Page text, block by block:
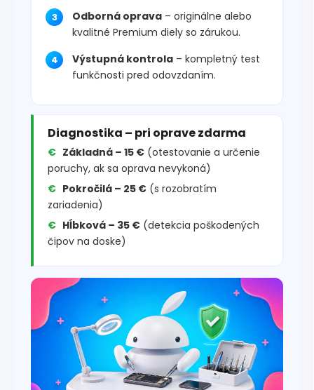
Odborná oprava – originálne alebo
kvalitné Premium diely so zárukou.
Výstupná kontrola – kompletný test
funkčnosti pred odovzdaním.
Diagnostika – pri oprave zdarma
Základná – 15 € (otestovanie a určenie
poruchy, ak sa oprava nevykoná)
Pokročilá – 25 € (s rozobratím
zariadenia)
Hĺbková – 35 € (detekcia poškodených
čipov na doske)